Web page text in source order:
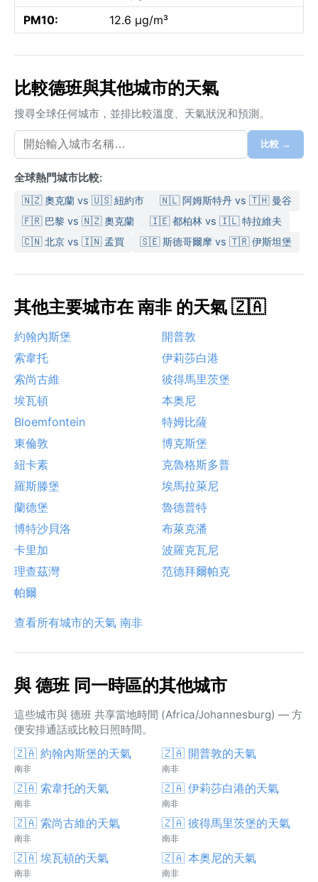
PM10:
12.6 µg/m³
比較德班與其他城市的天氣
搜尋全球任何城市，並排比較溫度、天氣狀況和預測。
比較 →
全球熱門城市比較:
🇳🇿 奧克蘭 vs 🇺🇸 紐約市
🇳🇱 阿姆斯特丹 vs 🇹🇭 曼谷
🇫🇷 巴黎 vs 🇳🇿 奧克蘭
🇮🇪 都柏林 vs 🇮🇱 特拉維夫
🇨🇳 北京 vs 🇮🇳 孟買
🇸🇪 斯德哥爾摩 vs 🇹🇷 伊斯坦堡
其他主要城市在 南非 的天氣 🇿🇦
約翰內斯堡
開普敦
索韋托
伊莉莎白港
索尚古維
彼得馬里茨堡
埃瓦頓
本奥尼
Bloemfontein
特姆比薩
東倫敦
博克斯堡
紐卡素
克魯格斯多普
羅斯滕堡
埃馬拉萊尼
蘭德堡
魯德普特
博特沙貝洛
布萊克潘
卡里加
波羅克瓦尼
理查茲灣
范德拜爾帕克
帕爾
查看所有城市的天氣 南非
與 德班 同一時區的其他城市
這些城市與 德班 共享當地時間 (Africa/Johannesburg) — 方
便安排通話或比較日照時間。
🇿🇦 約翰內斯堡的天氣
南非
🇿🇦 開普敦的天氣
南非
🇿🇦 索韋托的天氣
南非
🇿🇦 伊莉莎白港的天氣
南非
🇿🇦 索尚古維的天氣
南非
🇿🇦 彼得馬里茨堡的天氣
南非
🇿🇦 埃瓦頓的天氣
南非
🇿🇦 本奥尼的天氣
南非